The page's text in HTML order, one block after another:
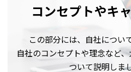
コンセプトやキ
この部分には、自社につい
自社のコンセプトや理念など
ついて説明しま
コンセプトやキ
この部分には、自社につい
自社のコンセプトや理念など
ついて説明しま